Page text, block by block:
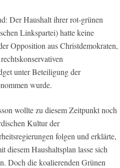
Der Haushalt ihrer rot-grünen
Linkspartei) hatte keine
Opposition aus Christdemokraten,
unter Beteiligung der
wurde.
wollte zu diesem Zeitpunkt noch
Kultur der
folgen und erklärte,
diesem Haushaltsplan lasse sich
Doch die koalierenden Grünen